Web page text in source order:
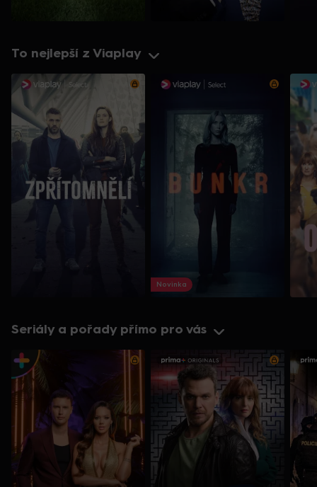
To nejlepší z Viaplay
Novinka
Seriály a pořady přímo pro vás